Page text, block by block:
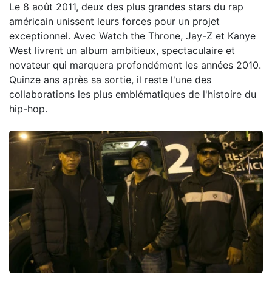
Le 8 août 2011, deux des plus grandes stars du rap
américain unissent leurs forces pour un projet
exceptionnel. Avec Watch the Throne, Jay-Z et Kanye
West livrent un album ambitieux, spectaculaire et
novateur qui marquera profondément les années 2010.
Quinze ans après sa sortie, il reste l'une des
collaborations les plus emblématiques de l'histoire du
hip-hop.